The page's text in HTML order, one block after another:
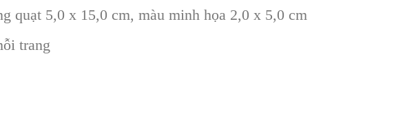
quạt 5,0 x 15,0 cm, màu minh họa 2,0 x 5,0 cm
trang